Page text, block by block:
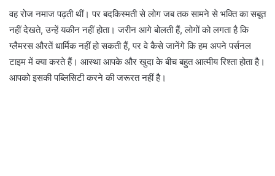
वह रोज नमाज पढ़ती थीं। पर बदकिस्मती से लोग जब तक सामने से भक्ति का सबूत
नहीं देखते, उन्हें यकीन नहीं होता। जरीन आगे बोलती हैं, लोगों को लगता है कि
ग्लैमरस औरतें धार्मिक नहीं हो सकती हैं, पर वे कैसे जानेंगे कि हम अपने पर्सनल
टाइम में क्या करते हैं। आस्था आपके और खुदा के बीच बहुत आत्मीय रिश्ता होता है।
आपको इसकी पब्लिसिटी करने की जरूरत नहीं है।